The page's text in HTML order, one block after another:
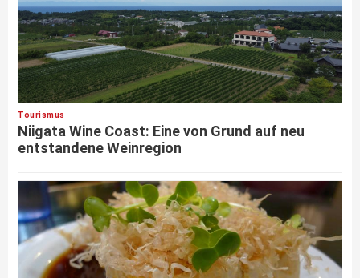
Tourismus
Niigata Wine Coast: Eine von Grund auf neu
entstandene Weinregion